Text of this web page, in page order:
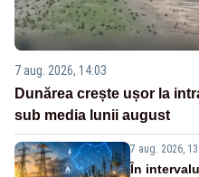
7 aug. 2026, 14:03
Dunărea crește ușor la
sub media lunii august
7 aug. 2026,
În